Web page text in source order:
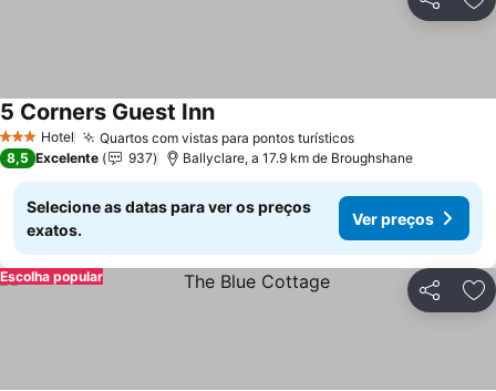
Partilhar
3 EstrelasHotel Quartos com vistas para pontos turísticosVer preços
5 Corners Guest InnVer preços
8,5 Excelente 937 Ballyclare, a 17.9 km de Broughshane
Selecione as datas para ver os preços
exatos.
Ver preços
Partilhar
Escolha popular